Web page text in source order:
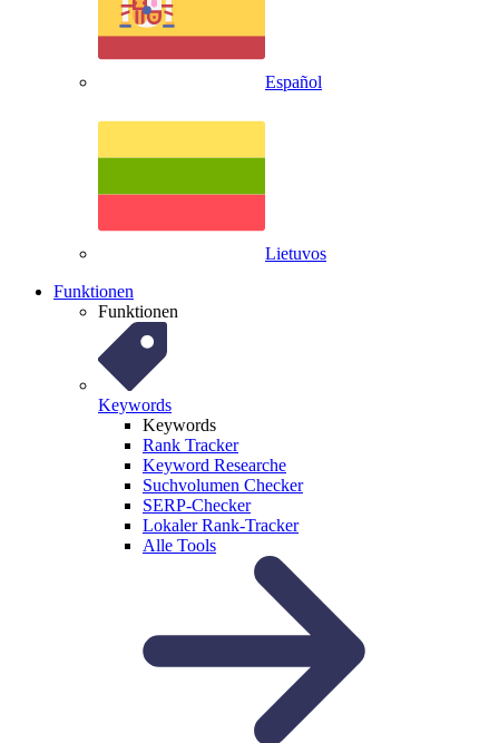
Español
Lietuvos
Funktionen
Funktionen
Keywords
Keywords
Rank Tracker
Keyword Researche
Suchvolumen Checker
SERP-Checker
Lokaler Rank-Tracker
Alle Tools